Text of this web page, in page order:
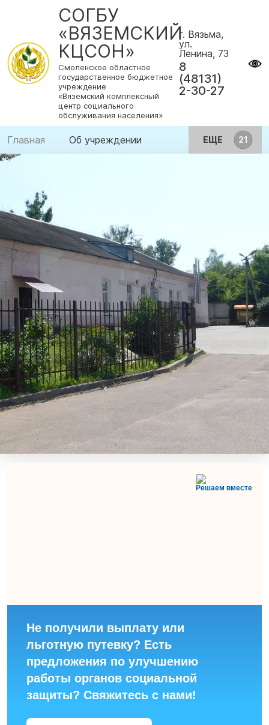
СОГБУ
«ВЯЗЕМСКИЙ
КЦСОН»
Смоленское областное
государственное бюджетное
учреждение
«Вяземский комплексный
центр социального
обслуживания населения»
г. Вязьма,
ул.
Ленина, 73
8
(48131)
2-30-27
Главная Об учреждении ЕЩЕ
Решаем вместе
Не получили выплату или
льготную путевку? Есть
предложения по улучшению
работы органов социальной
защиты? Свяжитесь с нами!